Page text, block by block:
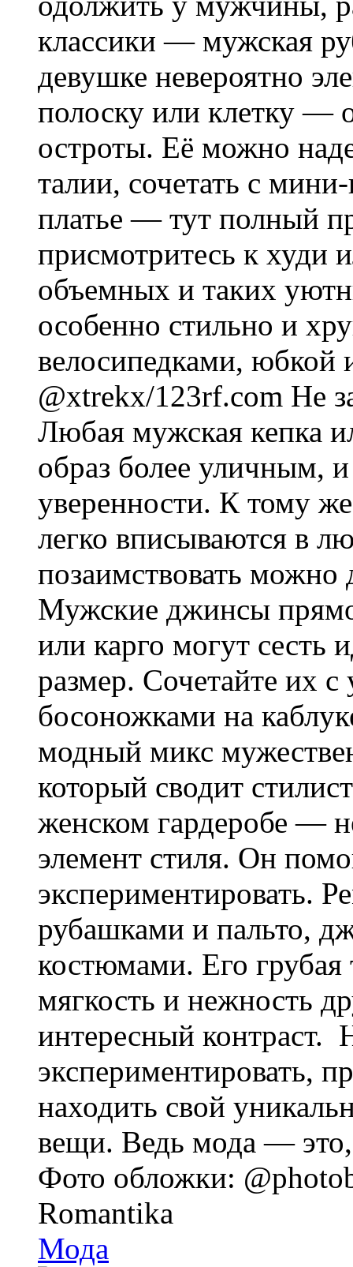
классики — мужская
девушке невероятно
полоску или клетку —
остроты. Её можно
талии, сочетать с
платье — тут полный
присмотритесь к худи
объемных и таких
особенно стильно и
велосипедками, юбкой
@xtrekx/123rf.com Не
Любая мужская кепка
образ более уличным,
уверенности. К тому
легко вписываются в
позаимствовать
Мужские джинсы
или карго могут сесть
размер. Сочетайте их
босоножками на
модный микс
который сводит
женском гардеробе —
элемент стиля. Он
экспериментировать.
рубашками и пальто,
костюмами. Его грубая
мягкость и нежность
интересный контраст.
экспериментировать,
находить свой
вещи. Ведь мода —
Фото обложки:
Romantika
Мода